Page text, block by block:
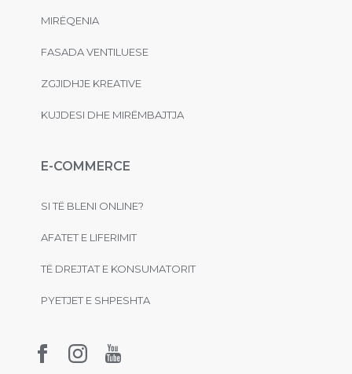
MIRËQENIA
FASADA VENTILUESE
ZGJIDHJE KREATIVE
KUJDESI DHE MIRËMBAJTJA
E-COMMERCE
SI TË BLENI ONLINE?
AFATET E LIFERIMIT
TË DREJTAT E KONSUMATORIT
PYETJET E SHPESHTA